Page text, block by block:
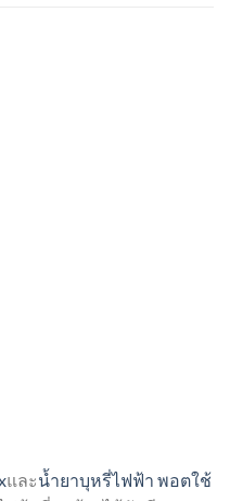
และน้ำยาบุหรี่ไฟฟ้า พอตใช้